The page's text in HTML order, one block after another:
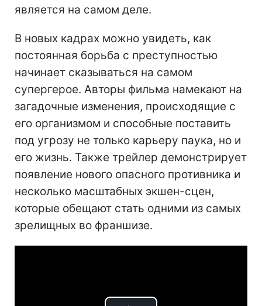
является на самом деле.
В новых кадрах можно увидеть, как
постоянная борьба с преступностью
начинает сказываться на самом
супергерое. Авторы фильма намекают на
загадочные изменения, происходящие с
его организмом и способные поставить
под угрозу не только карьеру паука, но и
его жизнь. Также трейлер демонстрирует
появление нового опасного противника и
несколько масштабных экшен-сцен,
которые обещают стать одними из самых
зрелищных во франшизе.